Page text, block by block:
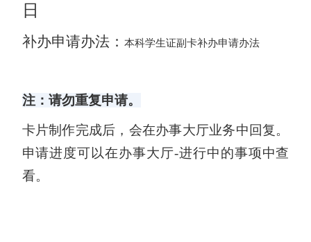
日
补办申请办法： 本科学生证副卡补办申请办法
注： 请勿重复申请。
卡片制作完成后，会在办事大厅业务中回复。
申请进度可以在办事大厅-进行中的事项中查
看。